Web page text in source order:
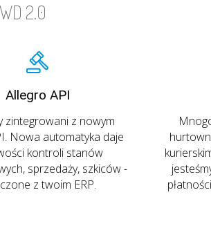
2.0
Allegro API
zintegrowani z nowym
Nowa automatyka daje
kontroli stanów
sprzedaży, szkiców -
z twoim ERP.